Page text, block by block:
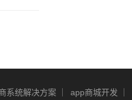
系统解决方案 app商城开发